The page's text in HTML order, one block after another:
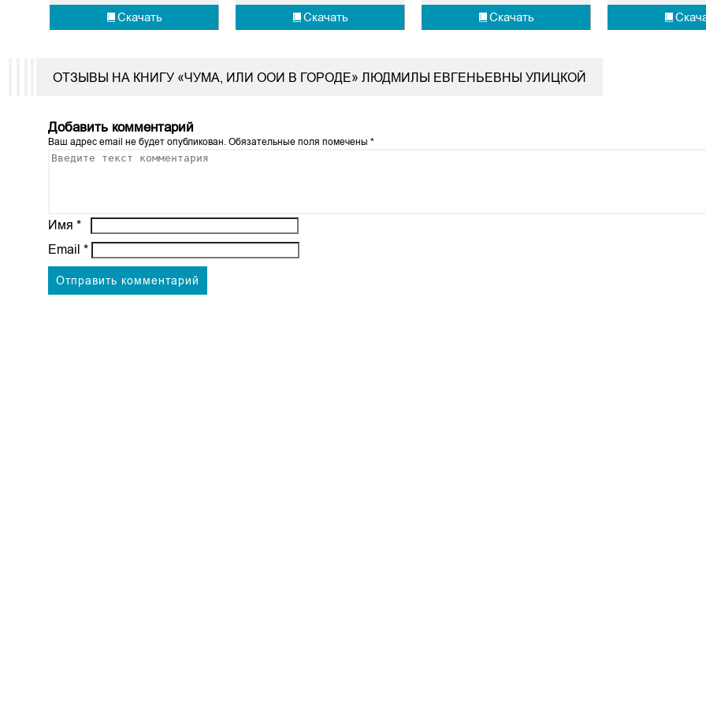
Скачать Скачать Скачать
ОТЗЫВЫ НА КНИГУ «ЧУМА, ИЛИ ООИ В ГОРОДЕ» ЛЮДМИЛЫ ЕВГЕНЬЕВНЫ УЛИЦКОЙ
Добавить комментарий
Ваш адрес email не будет опубликован. Обязательные поля помечены*
Имя*
Email*